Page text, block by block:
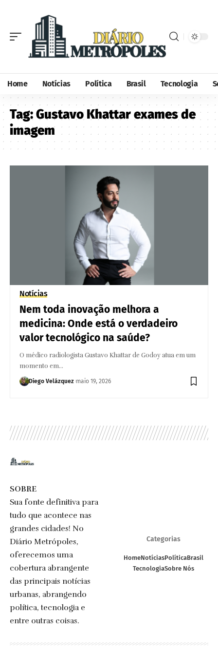
Home Notícias Política Brasil Tecnologia
Tag:Gustavo Khattar exames de
imagem
Notícias
Nem toda inovação melhora a
medicina: Onde está o verdadeiro
valor tecnológico na saúde?
O médico radiologista Gustavo Khattar de Godoy atua em um
momento em…
Diego Velázquez maio 19, 2026
SOBRE
Sua fonte definitiva para
tudo que acontece nas
grandes cidades! No
Diário Metrópoles,
oferecemos uma
cobertura abrangente
das principais notícias
urbanas, abrangendo
política, tecnologia e
entre outras coisas.
Categorias
HomeNotíciasPolíticaBrasil
TecnologiaSobre Nós